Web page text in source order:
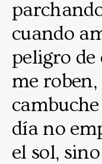
cuando
peligro de
me
día no
el sol,